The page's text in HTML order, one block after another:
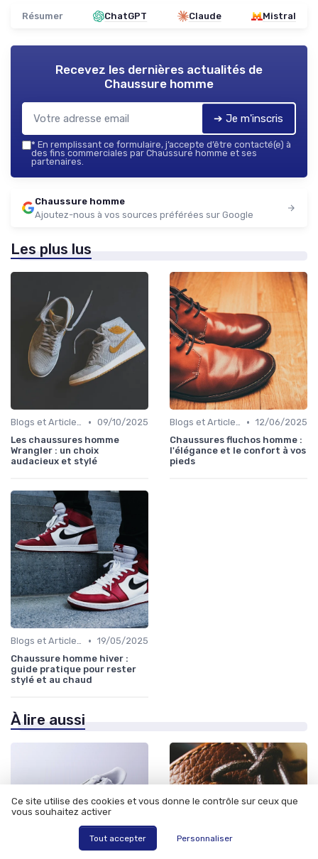
Résumer ChatGPT Claude Mistral
Recevez les dernières actualités de
Chaussure homme
➔ Je m'inscris
* En remplissant ce formulaire, j’accepte d’être contacté(e) à
des fins commerciales par Chaussure homme et ses
partenaires.
Chaussure homme
Ajoutez-nous à vos sources préférées sur Google
Les plus lus
Blogs et Articles de Mode • 09/10/2025
Les chaussures homme
Wrangler : un choix
audacieux et stylé
Blogs et Articles de Mode • 12/06/2025
Chaussures fluchos homme :
l'élégance et le confort à vos
pieds
Blogs et Articles de Mode • 19/05/2025
Chaussure homme hiver :
guide pratique pour rester
stylé et au chaud
À lire aussi
Ce site utilise des cookies et vous donne le contrôle sur ceux que
vous souhaitez activer
Tout accepter Personnaliser